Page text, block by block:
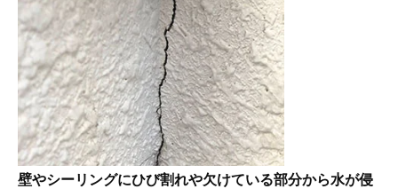
壁やシーリングにひび割れや欠けている部分から水が侵